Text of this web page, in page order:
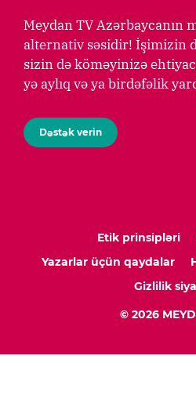
Meydan TV Azərbaycanın
alternativ səsidir! İşimizin
sizin də köməyinizə
yə aylıq və ya birdəfəlik
Dəstək verin
Etik prinsipləri
Yazarlar üçün qaydalar
Gizlilik
© 2026